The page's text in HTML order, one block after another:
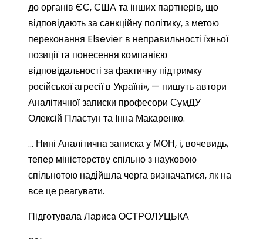
до органів ЄС, США та інших партнерів, що
відповідають за санкційну політику, з метою
переконання Elsevier в неправильності їхньої
позиції та понесення компанією
відповідальності за фактичну підтримку
російської агресії в Україні», — пишуть автори
Аналітичної записки професори СумДУ
Олексій Пластун та Інна Макаренко.
… Нині Аналітична записка у МОН, і, вочевидь,
тепер міністерству спільно з науковою
спільнотою надійшла черга визначатися, як на
все це реагувати.
Підготувала Лариса ОСТРОЛУЦЬКА